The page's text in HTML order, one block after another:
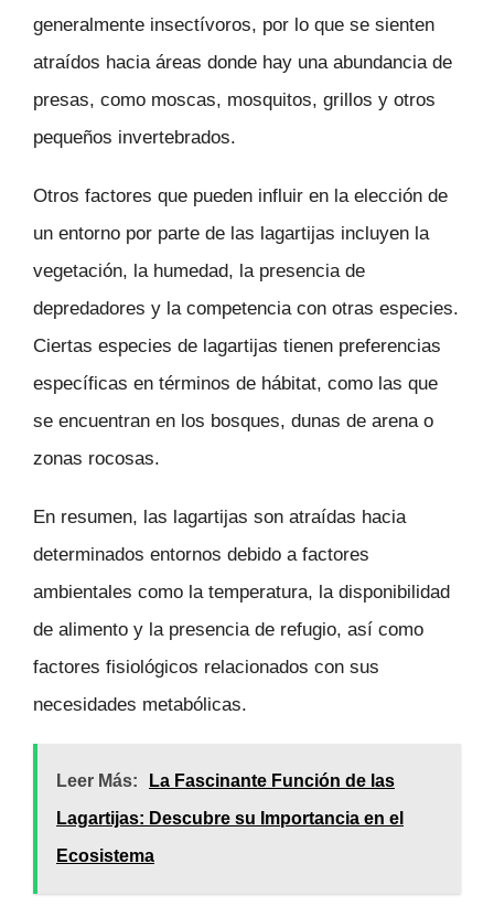
generalmente insectívoros, por lo que se sienten
atraídos hacia áreas donde hay una abundancia de
presas, como moscas, mosquitos, grillos y otros
pequeños invertebrados.
Otros factores que pueden influir en la elección de
un entorno por parte de las lagartijas incluyen la
vegetación, la humedad, la presencia de
depredadores y la competencia con otras especies.
Ciertas especies de lagartijas tienen preferencias
específicas en términos de hábitat, como las que
se encuentran en los bosques, dunas de arena o
zonas rocosas.
En resumen, las lagartijas son atraídas hacia
determinados entornos debido a factores
ambientales como la temperatura, la disponibilidad
de alimento y la presencia de refugio, así como
factores fisiológicos relacionados con sus
necesidades metabólicas.
Leer Más:
La Fascinante Función de las
Lagartijas: Descubre su Importancia en el
Ecosistema